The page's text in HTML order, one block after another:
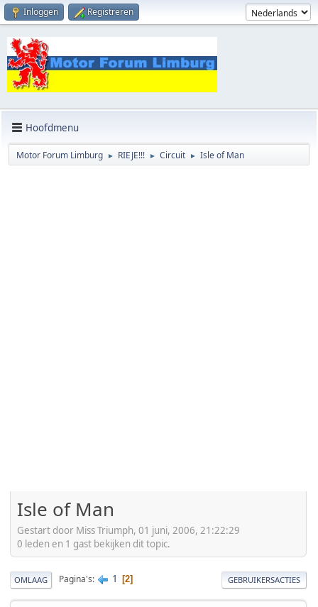
Inloggen Registreren
Hoofdmenu
Motor Forum Limburg ► RIEJE!!! ► Circuit ► Isle of Man
Isle of Man
Gestart door Miss Triumph, 01 juni, 2006, 21:22:29
0 leden en 1 gast bekijken dit topic.
OMLAAG Pagina's 1 2 GEBRUIKERSACTIES